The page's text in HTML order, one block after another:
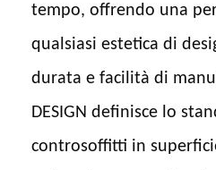
tempo, offrendo una
qualsiasi estetica di
durata e facilità di
DESIGN definisce lo
controsoffitti in